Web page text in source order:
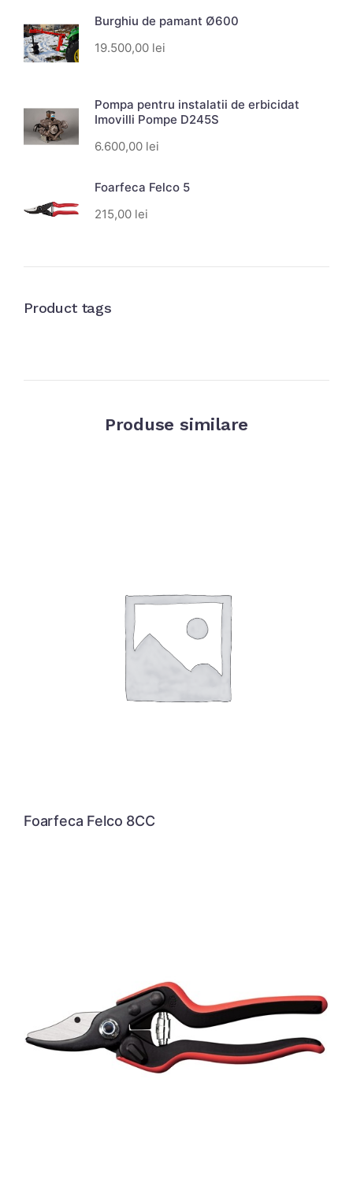
Burghiu de pamant Ø600
19.500,00 lei
Pompa pentru instalatii de erbicidat
Imovilli Pompe D245S
6.600,00 lei
Foarfeca Felco 5
215,00 lei
Product tags
Produse similare
Foarfeca Felco 8CC